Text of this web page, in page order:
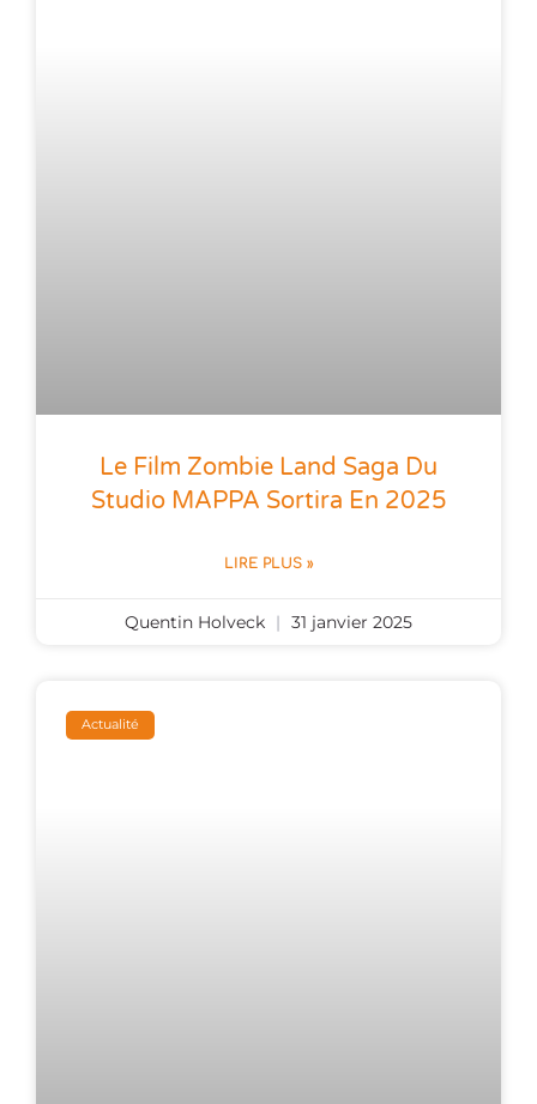
Le Film Zombie Land Saga Du
Studio MAPPA Sortira En 2025
LIRE PLUS »
Quentin Holveck 31 janvier 2025
Actualité